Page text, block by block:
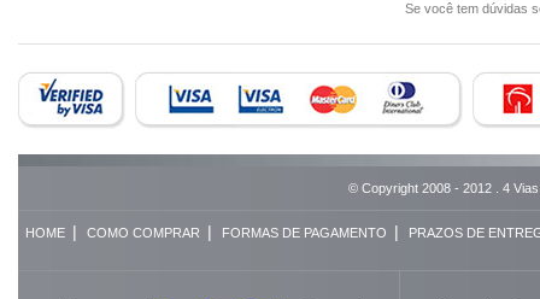
Se você tem dúvidas
© Copyright 2008 - 2012 . 4
HOME| COMO COMPRAR | FORMAS DE PAGAMENTO | PRAZOS DE